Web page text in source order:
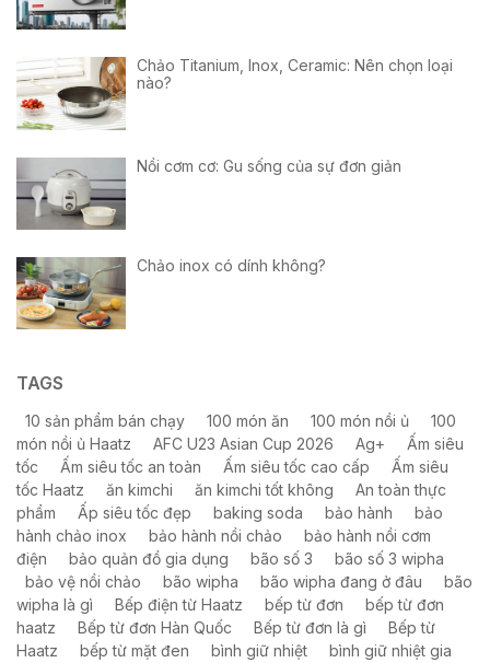
Chảo Titanium, Inox, Ceramic: Nên chọn loại
nào?
Nồi cơm cơ: Gu sống của sự đơn giản
Chảo inox có dính không?
TAGS
10 sản phẩm bán chạy 100 món ăn 100 món nồi ủ
100
món nồi ủ Haatz
AFC U23 Asian Cup 2026 Ag+
Ấm siêu
tốc
Ấm siêu tốc an toàn Ấm siêu tốc cao cấp
Ấm siêu
tốc Haatz
ăn kimchi ăn kimchi tốt không
An toàn thực
phẩm
Ấp siêu tốc đẹp baking soda bảo hành
bảo
hành chảo inox
bảo hành nồi chảo
bảo hành nồi cơm
điện
bảo quản đồ gia dụng bão số 3
bão số 3 wipha
bảo vệ nồi chảo
bão wipha bão wipha đang ở đâu
bão
wipha là gì
Bếp điện từ Haatz bếp từ đơn
bếp từ đơn
haatz
Bếp từ đơn Hàn Quốc Bếp từ đơn là gì
Bếp từ
Haatz
bếp từ mặt đen bình giữ nhiệt
bình giữ nhiệt gia